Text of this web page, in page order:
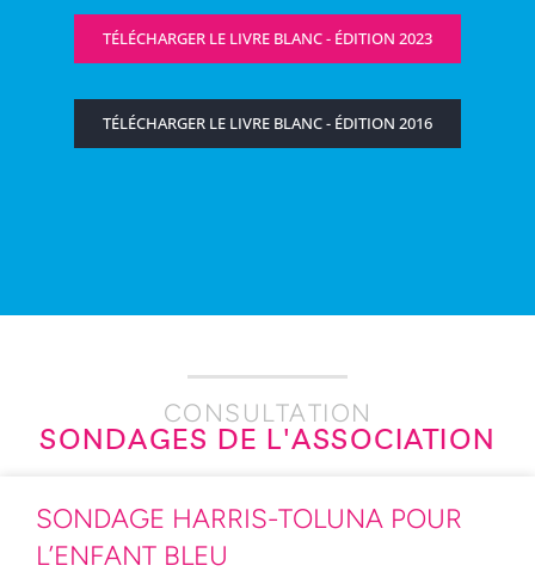
TÉLÉCHARGER LE LIVRE BLANC - ÉDITION 2023
TÉLÉCHARGER LE LIVRE BLANC - ÉDITION 2016
CONSULTATION
SONDAGES DE L'ASSOCIATION
SONDAGE HARRIS-TOLUNA POUR
L’ENFANT BLEU